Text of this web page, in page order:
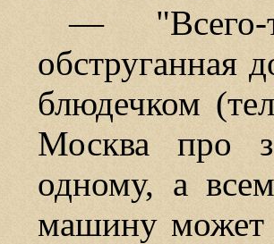
— "Всего-
обструганная
блюдечком
Москва про
одному, а
машину может